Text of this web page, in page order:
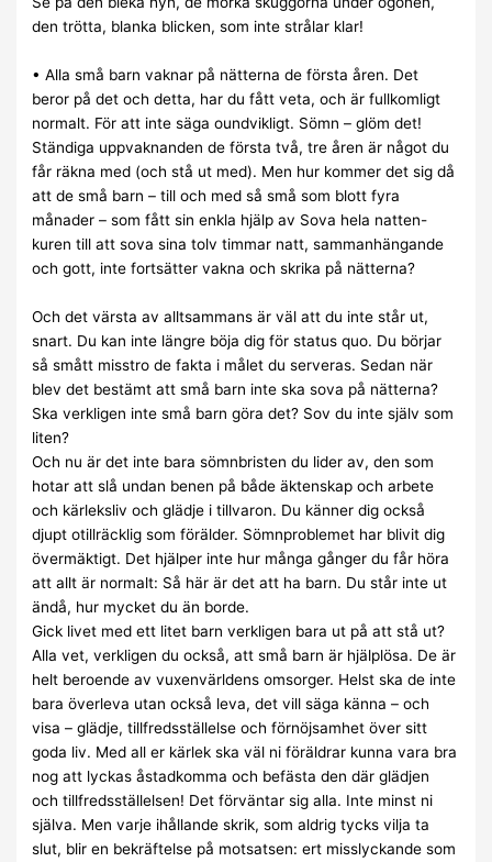
den trötta, blanka blicken, som inte strålar klar!
• Alla små barn vaknar på nätterna de första åren. Det
beror på det och detta, har du fått veta, och är fullkomligt
normalt. För att inte säga oundvikligt. Sömn – glöm det!
Ständiga uppvaknanden de första två, tre åren är något du
får räkna med (och stå ut med). Men hur kommer det sig då
att de små barn – till och med så små som blott fyra
månader – som fått sin enkla hjälp av Sova hela natten-
kuren till att sova sina tolv timmar natt, sammanhängande
och gott, inte fortsätter vakna och skrika på nätterna?
Och det värsta av alltsammans är väl att du inte står ut,
snart. Du kan inte längre böja dig för status quo. Du börjar
så smått misstro de fakta i målet du serveras. Sedan när
blev det bestämt att små barn inte ska sova på nätterna?
Ska verkligen inte små barn göra det? Sov du inte själv som
liten?
Och nu är det inte bara sömnbristen du lider av, den som
hotar att slå undan benen på både äktenskap och arbete
och kärleksliv och glädje i tillvaron. Du känner dig också
djupt otillräcklig som förälder. Sömnproblemet har blivit dig
övermäktigt. Det hjälper inte hur många gånger du får höra
att allt är normalt: Så här är det att ha barn. Du står inte ut
ändå, hur mycket du än borde.
Gick livet med ett litet barn verkligen bara ut på att stå ut?
Alla vet, verkligen du också, att små barn är hjälplösa. De är
helt beroende av vuxenvärldens omsorger. Helst ska de inte
bara överleva utan också leva, det vill säga känna – och
visa – glädje, tillfredsställelse och förnöjsamhet över sitt
goda liv. Med all er kärlek ska väl ni föräldrar kunna vara bra
nog att lyckas åstadkomma och befästa den där glädjen
och tillfredsställelsen! Det förväntar sig alla. Inte minst ni
själva. Men varje ihållande skrik, som aldrig tycks vilja ta
slut, blir en bekräftelse på motsatsen: ert misslyckande som